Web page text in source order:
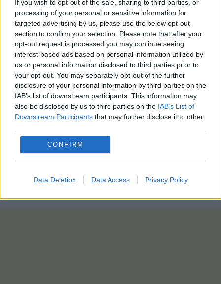
If you wish to opt-out of the sale, sharing to third parties, or
processing of your personal or sensitive information for
targeted advertising by us, please use the below opt-out
section to confirm your selection. Please note that after your
opt-out request is processed you may continue seeing
interest-based ads based on personal information utilized by
us or personal information disclosed to third parties prior to
your opt-out. You may separately opt-out of the further
disclosure of your personal information by third parties on the
IAB’s list of downstream participants. This information may
also be disclosed by us to third parties on the IAB’s List of
Downstream Participants that may further disclose it to other
CONFIRM
Data Deletion Data Access Privacy Policy
βαθμό για την ειρήνη στην περιοχή και την
παγκόσμια ειρήνη».
Παράλληλα, ο Τούρκος πρόεδρος τοποθετήθηκε
και για τις εξελίξεις στη Μέση Ανατολή, με βαριές
αιχμές κατά του Ισραήλ. «Παρακολουθούμε στενά
τις επιθέσεις που στοχεύουν ειδικά τον Λίβανο
και αποσκοπούν στην υπονόμευση της συμφωνίας
που έδωσε ανάσα στην περιοχή μας και στον
κόσμο. Περιμένουμε την υποστήριξή σας ώστε να
μην δοθεί ευκαιρία στις προκλήσεις του δικτύου
γενοκτονίας, το οποίο δεν αντέχει τη
σταθεροποίηση της περιοχής μας και μάλιστα την
ΑΠΕΜΠΕ, της Μαρίας Ζαχαράκη – ΦΩΤΟ:Eurokinissi